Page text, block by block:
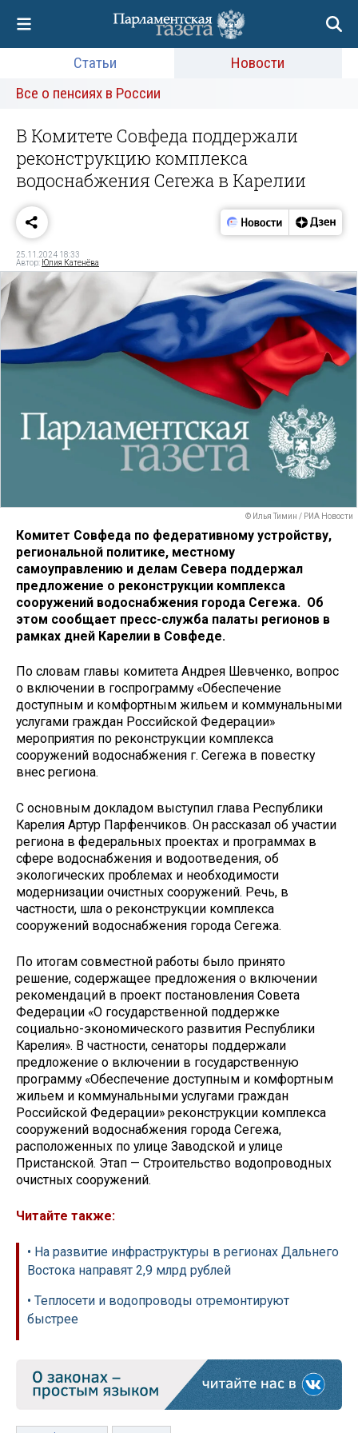
Статьи
Новости
Все о пенсиях в России
В Комитете Совфеда поддержали
реконструкцию комплекса
водоснабжения Сегежа в Карелии
25.11.2024 18:33
Автор: Юлия Катенёва
© Илья Тимин / РИА Новости
Комитет Совфеда по федеративному устройству,
региональной политике, местному
самоуправлению и делам Севера поддержал
предложение о реконструкции комплекса
сооружений водоснабжения города Сегежа. Об
этом сообщает пресс-служба палаты регионов в
рамках дней Карелии в Совфеде.
По словам главы комитета Андрея Шевченко, вопрос
о включении в госпрограмму «Обеспечение
доступным и комфортным жильем и коммунальными
услугами граждан Российской Федерации»
мероприятия по реконструкции комплекса
сооружений водоснабжения г. Сегежа в повестку
внес региона.
С основным докладом выступил глава Республики
Карелия Артур Парфенчиков. Он рассказал об участии
региона в федеральных проектах и программах в
сфере водоснабжения и водоотведения, об
экологических проблемах и необходимости
модернизации очистных сооружений. Речь, в
частности, шла о реконструкции комплекса
сооружений водоснабжения города Сегежа.
По итогам совместной работы было принято
решение, содержащее предложения о включении
рекомендаций в проект постановления Совета
Федерации «О государственной поддержке
социально-экономического развития Республики
Карелия». В частности, сенаторы поддержали
предложение о включении в государственную
программу «Обеспечение доступным и комфортным
жильем и коммунальными услугами граждан
Российской Федерации» реконструкции комплекса
сооружений водоснабжения города Сегежа,
расположенных по улице Заводской и улице
Пристанской. Этап — Строительство водопроводных
очистных сооружений.
Читайте также:
• На развитие инфраструктуры в регионах Дальнего
Востока направят 2,9 млрд рублей
• Теплосети и водопроводы отремонтируют
быстрее